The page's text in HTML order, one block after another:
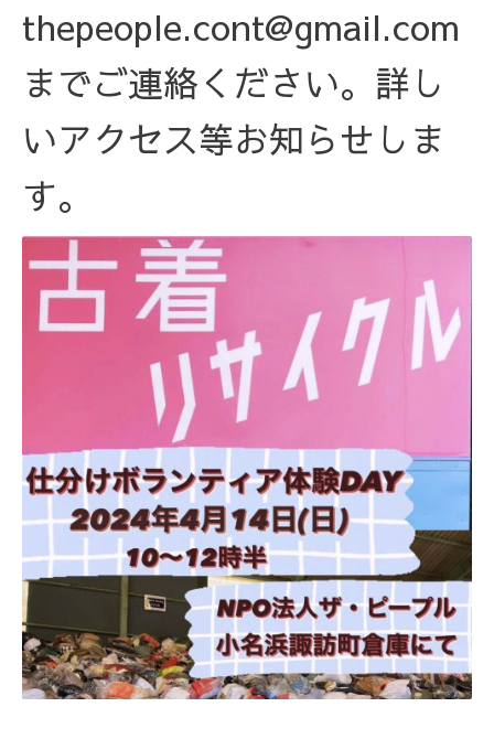
thepeople.cont@gmail.com
までご連絡ください。詳し
いアクセス等お知らせしま
す。